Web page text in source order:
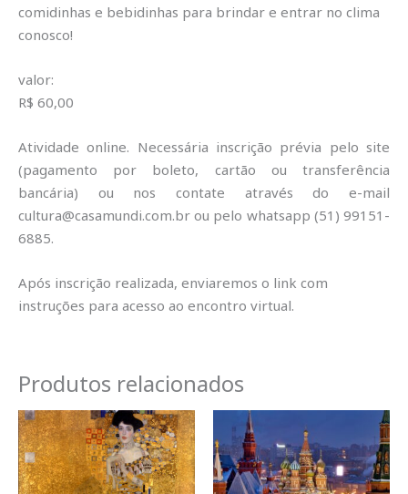
comidinhas e bebidinhas para brindar e entrar no clima
conosco!
valor:
R$ 60,00
Atividade online. Necessária inscrição prévia pelo site
(pagamento por boleto, cartão ou transferência
bancária) ou nos contate através do e-mail
cultura@casamundi.com.br ou pelo whatsapp (51) 99151-
6885.
Após inscrição realizada, enviaremos o link com
instruções para acesso ao encontro virtual.
Produtos relacionados